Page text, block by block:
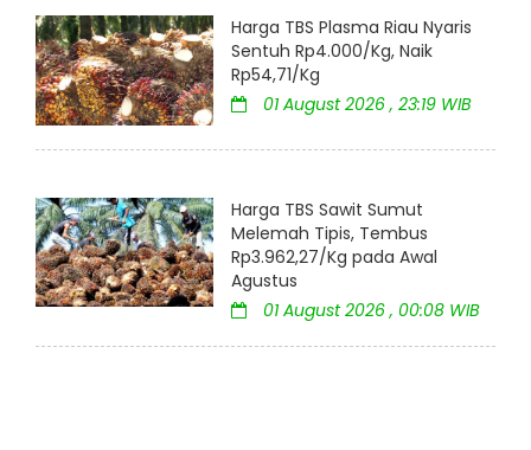
Harga TBS Plasma Riau Nyaris
Sentuh Rp4.000/Kg, Naik
Rp54,71/Kg
01 August 2026 , 23:19 WIB
Harga TBS Sawit Sumut
Melemah Tipis, Tembus
Rp3.962,27/Kg pada Awal
Agustus
01 August 2026 , 00:08 WIB